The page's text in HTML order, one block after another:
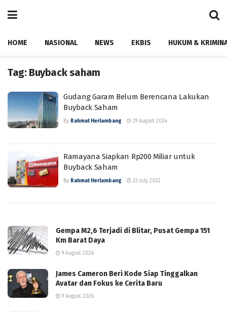
HOME NASIONAL NEWS EKBIS HUKUM &
Tag: Buyback saham
Gudang Garam Belum Berencana Lakukan
Buyback Saham
By Rahmat Herlambang 29 August 2024
Ramayana Siapkan Rp200 Miliar untuk
Buyback Saham
By Rahmat Herlambang 22 July 2022
Gempa M2,6 Terjadi di Blitar, Pusat Gempa 151
Km Barat Daya
9 August 2026
James Cameron Beri Kode Siap Tinggalkan
Avatar dan Fokus ke Cerita Baru
9 August 2026